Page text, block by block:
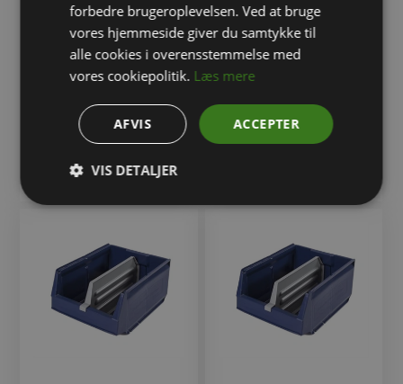
Skillevæg B230x100 mm.
til Arca lagerkasse 9067,
9068, 9069 og 9070
DKK
til Arca reollagerkasse
9067
forbedre brugeroplevelsen. Ved at bruge
vores hjemmeside giver du samtykke til
alle cookies i overensstemmelse med
vores cookiepolitik. Læs mere
ACCEPTER
AFVIS
VIS DETALJER